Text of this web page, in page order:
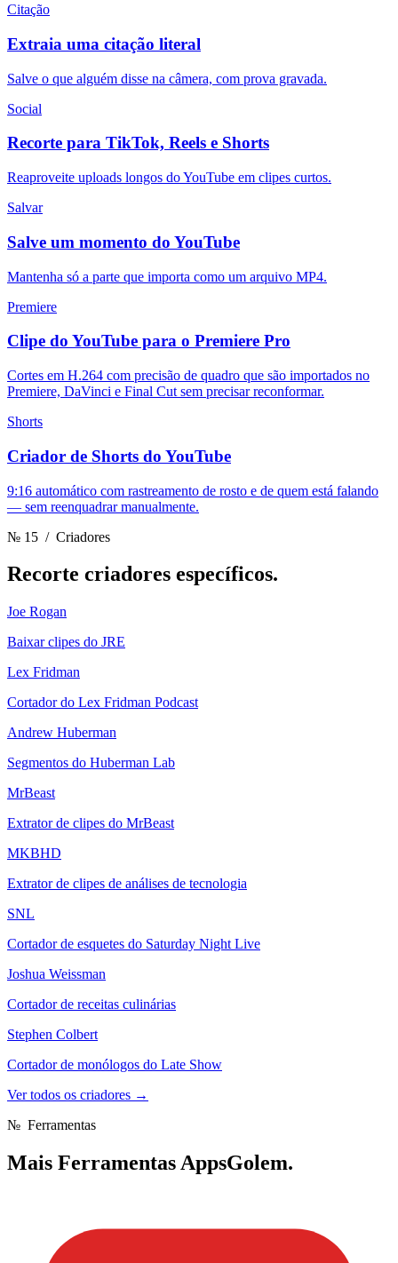
Citação
Extraia uma citação literal
Salve o que alguém disse na câmera, com prova gravada.
Social
Recorte para TikTok, Reels e Shorts
Reaproveite uploads longos do YouTube em clipes curtos.
Salvar
Salve um momento do YouTube
Mantenha só a parte que importa como um arquivo MP4.
Premiere
Clipe do YouTube para o Premiere Pro
Cortes em H.264 com precisão de quadro que são importados no
Premiere, DaVinci e Final Cut sem precisar reconformar.
Shorts
Criador de Shorts do YouTube
9:16 automático com rastreamento de rosto e de quem está falando
— sem reenquadrar manualmente.
№ 15 / Criadores
Recorte criadores específicos.
Joe Rogan
Baixar clipes do JRE
Lex Fridman
Cortador do Lex Fridman Podcast
Andrew Huberman
Segmentos do Huberman Lab
MrBeast
Extrator de clipes do MrBeast
MKBHD
Extrator de clipes de análises de tecnologia
SNL
Cortador de esquetes do Saturday Night Live
Joshua Weissman
Cortador de receitas culinárias
Stephen Colbert
Cortador de monólogos do Late Show
Ver todos os criadores →
№ Ferramentas
Mais Ferramentas AppsGolem.